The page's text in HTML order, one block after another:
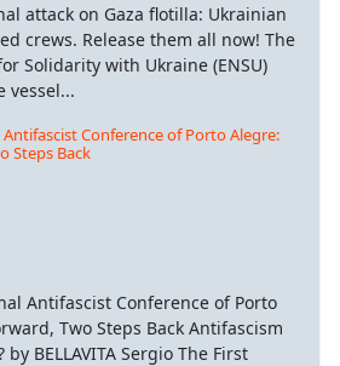
attack on Gaza flotilla: Ukrainian
crews. Release them all now! The
Solidarity with Ukraine (ENSU)
vessel...
Conference of Porto Alegre:
Steps Back
Antifascist Conference of Porto
Two Steps Back Antifascism
BELLAVITA Sergio The First